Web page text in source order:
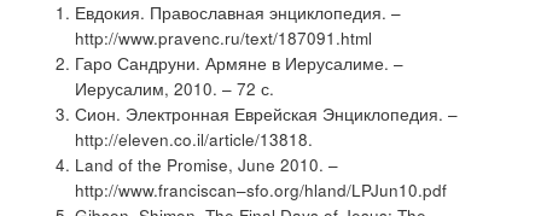
Евдокия. Православная энциклопедия. –
http://www.pravenc.ru/text/187091.html
Гаро Сандруни. Армяне в Иерусалиме. –
Иерусалим, 2010. – 72 с.
Сион. Электронная Еврейская Энциклопедия. –
http://eleven.co.il/article/13818.
Land of the Promise, June 2010. –
http://www.franciscan–sfo.org/hland/LPJun10.pdf